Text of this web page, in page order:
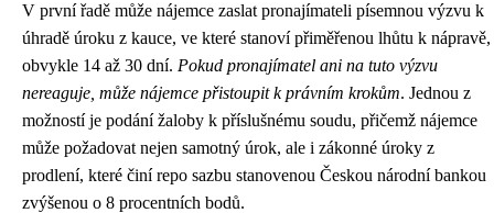
V první řadě může nájemce zaslat pronajímateli písemnou výzvu k
úhradě úroku z kauce, ve které stanoví přiměřenou lhůtu k nápravě,
obvykle 14 až 30 dní. Pokud pronajímatel ani na tuto výzvu
nereaguje, může nájemce přistoupit k právním krokům. Jednou z
možností je podání žaloby k příslušnému soudu, přičemž nájemce
může požadovat nejen samotný úrok, ale i zákonné úroky z
prodlení, které činí repo sazbu stanovenou Českou národní bankou
zvýšenou o 8 procentních bodů.